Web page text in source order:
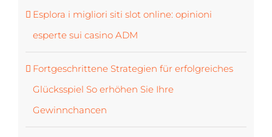
Esplora i migliori siti slot online: opinioni
esperte sui casino ADM
Fortgeschrittene Strategien für erfolgreiches
Glücksspiel So erhöhen Sie Ihre
Gewinnchancen